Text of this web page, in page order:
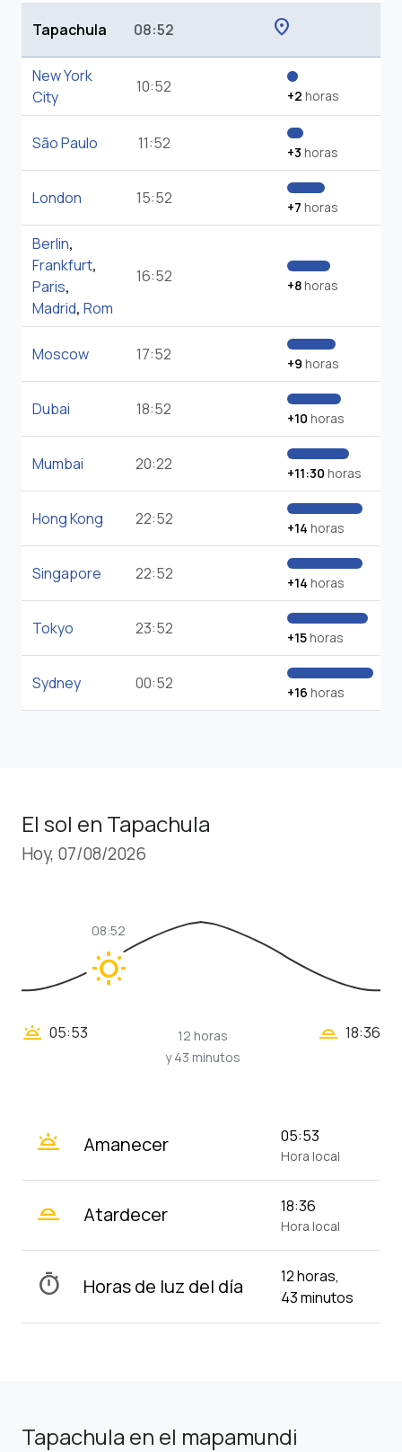
Tapachula 08:52 location_on
New York
City
10:52 +2 horas
São Paulo 11:52 +3 horas
London 15:52 +7 horas
Berlin,
Frankfurt,
Paris,
Madrid, Rom
16:52 +8horas
Moscow 17:52 +9 horas
Dubai 18:52 +10 horas
Mumbai 20:22 +11:30 horas
Hong Kong 22:52 +14 horas
Singapore 22:52 +14 horas
Tokyo 23:52 +15horas
Sydney 00:52 +16 horas
El sol en Tapachula
Hoy, 07/08/2026
wb_sunny
08:52
wb_twilight 05:53
12 horas
y 43 minutos
wb_twilight_2 18:36
wb_twilight Amanecer 05:53
Hora local
wb_twilight_2 Atardecer 18:36
Hora local
timer Horas de luz del día
12 horas,
43 minutos
Tapachula en el mapamundi